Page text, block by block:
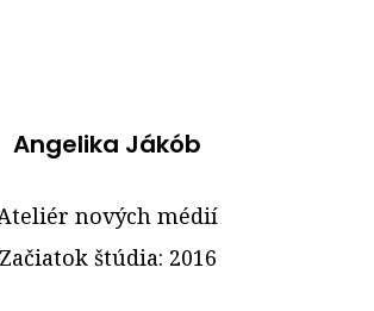
Angelika Jákób
nových médií
Začiatok štúdia: 2016